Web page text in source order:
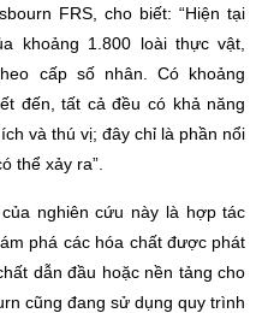
FRS, cho biết: “Hiện tại
khoảng 1.800 loài thực vật,
cấp số nhân. Có khoảng
đến, tất cả đều có khả năng
và thú vị; đây chỉ là phần nổi
thể xảy ra”.
nghiên cứu này là hợp tác
phá các hóa chất được phát
dẫn đầu hoặc nền tảng cho
cũng đang sử dụng quy trình